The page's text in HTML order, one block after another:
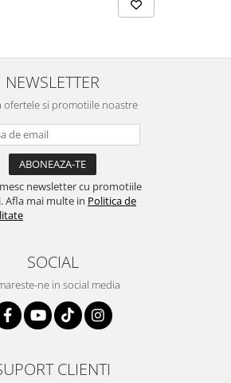
NEWSLETTER
ofertele si promotiile noastre
newsletter cu promotiile
Afla mai multe in Politica de
SOCIAL
ne in social media
CLIENTI